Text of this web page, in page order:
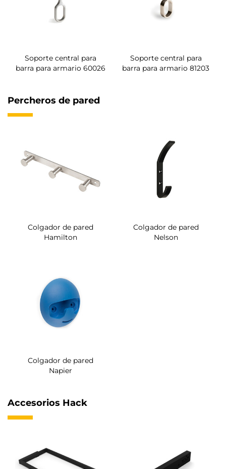
Soporte central para
barra para armario 60026
Soporte central para
barra para armario 81203
Percheros de pared
Colgador de pared
Hamilton
Colgador de pared
Nelson
Colgador de pared
Napier
Accesorios Hack